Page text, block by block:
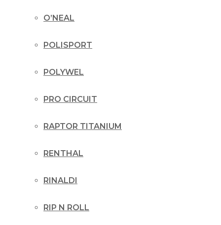
O’NEAL
POLISPORT
POLYWEL
PRO CIRCUIT
RAPTOR TITANIUM
RENTHAL
RINALDI
RIP N ROLL